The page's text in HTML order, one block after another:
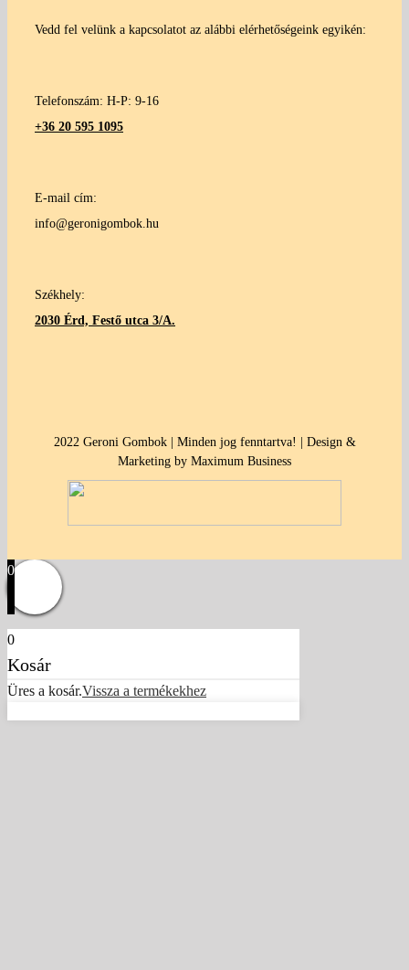
Vedd fel velünk a kapcsolatot az alábbi elérhetőségeink egyikén:
Telefonszám: H-P: 9-16
+36 20 595 1095
E-mail cím:
info@geronigombok.hu
Székhely:
2030 Érd, Festő utca 3/A.
2022 Geroni Gombok | Minden jog fenntartva! | Design &
Marketing by Maximum Business
0
0
Kosár
Üres a kosár.Vissza a termékekhez